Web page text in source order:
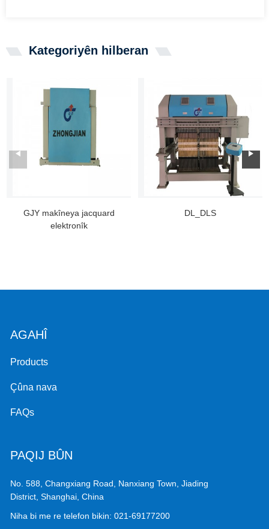
Kategoriyên hilberan
GJY makîneya jacquard
elektronîk
DL_DLS
AGAHÎ
Products
Çûna nava
FAQs
PAQIJ BÛN
No. 588, Changxiang Road, Nanxiang Town, Jiading
District, Shanghai, China
Niha bi me re telefon bikin: 021-69177200